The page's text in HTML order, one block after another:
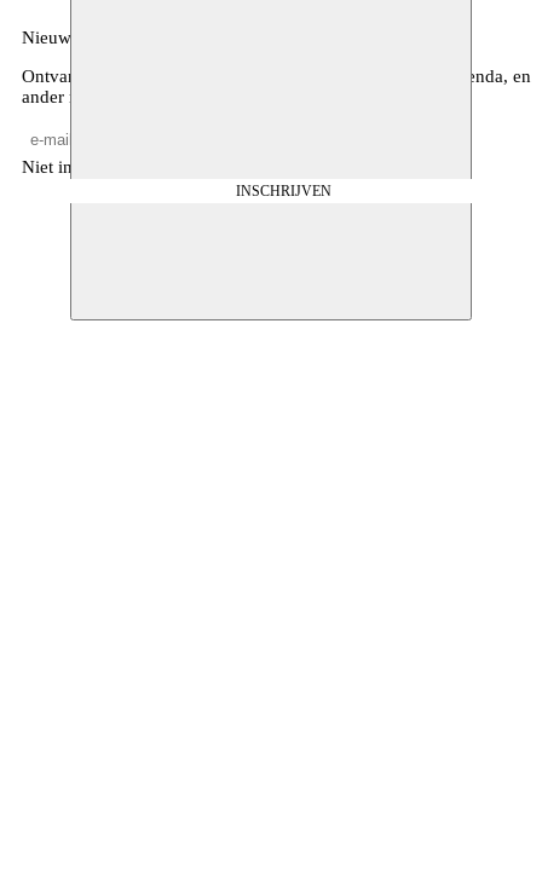
Nieuwsbrief
Ontvang maandelijkse updates over ons programma, de agenda, en
ander nieuws
Niet invullen
INSCHRIJVEN